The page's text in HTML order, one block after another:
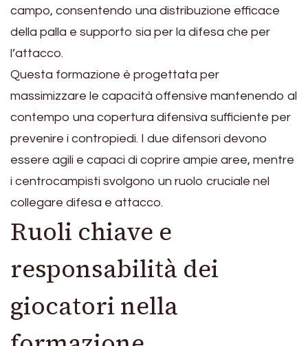
campo, consentendo una distribuzione efficace
della palla e supporto sia per la difesa che per
l’attacco.
Questa formazione è progettata per
massimizzare le capacità offensive mantenendo al
contempo una copertura difensiva sufficiente per
prevenire i contropiedi. I due difensori devono
essere agili e capaci di coprire ampie aree, mentre
i centrocampisti svolgono un ruolo cruciale nel
collegare difesa e attacco.
Ruoli chiave e
responsabilità dei
giocatori nella